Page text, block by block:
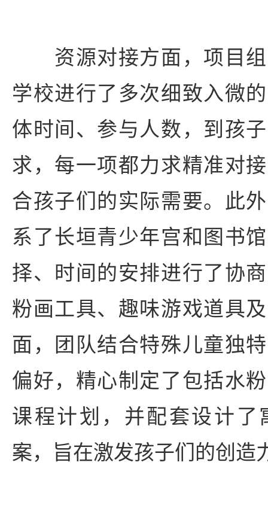
资源对接方面，项目组
学校进行了多次细致入微
体时间、参与人数，到孩
求，每一项都力求精准对
合孩子们的实际需要。此
系了长垣青少年宫和图书
择、时间的安排进行了协
粉画工具、趣味游戏道具
面，团队结合特殊儿童独
偏好，精心制定了包括水
课程计划，并配套设计了
案，旨在激发孩子们的创造